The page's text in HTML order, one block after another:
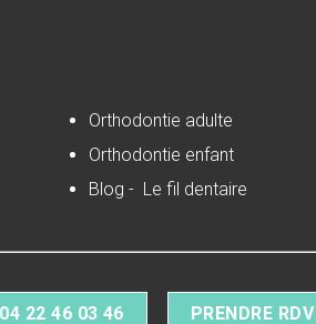
Orthodontie adulte
Orthodontie enfant
Blog - Le fil dentaire
22 46 03 46 PRENDRE RDV